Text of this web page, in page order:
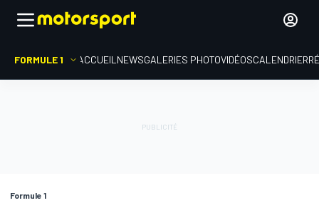
FORMULE 1 ACCUEIL NEWSGALERIES PHOTOVIDÉOSCALENDRIER
Formule 1